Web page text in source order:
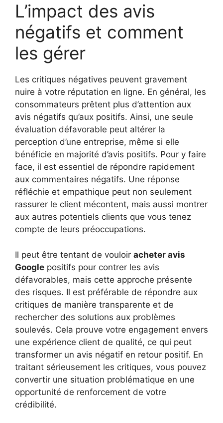
L’impact des avis
négatifs et comment
les gérer
Les critiques négatives peuvent gravement
nuire à votre réputation en ligne. En général, les
consommateurs prêtent plus d’attention aux
avis négatifs qu’aux positifs. Ainsi, une seule
évaluation défavorable peut altérer la
perception d’une entreprise, même si elle
bénéficie en majorité d’avis positifs. Pour y faire
face, il est essentiel de répondre rapidement
aux commentaires négatifs. Une réponse
réfléchie et empathique peut non seulement
rassurer le client mécontent, mais aussi montrer
aux autres potentiels clients que vous tenez
compte de leurs préoccupations.
Il peut être tentant de vouloir acheter avis
Google positifs pour contrer les avis
défavorables, mais cette approche présente
des risques. Il est préférable de répondre aux
critiques de manière transparente et de
rechercher des solutions aux problèmes
soulevés. Cela prouve votre engagement envers
une expérience client de qualité, ce qui peut
transformer un avis négatif en retour positif. En
traitant sérieusement les critiques, vous pouvez
convertir une situation problématique en une
opportunité de renforcement de votre
crédibilité.